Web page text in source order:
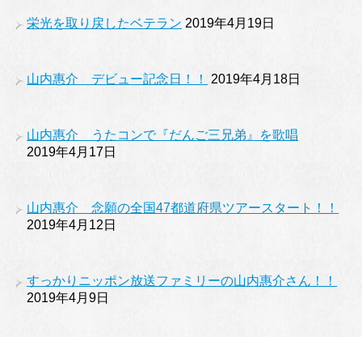
栄光を取り戻したベテラン 2019年4月19日
山内惠介 デビュー記念日！！ 2019年4月18日
山内惠介 うたコンで『だんご三兄弟』を歌唱
2019年4月17日
山内惠介 念願の全国47都道府県ツアースタート！！
2019年4月12日
すっかりニッポン放送ファミリーの山内惠介さん！！
2019年4月9日